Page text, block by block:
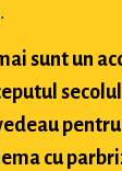
sunt un
cu